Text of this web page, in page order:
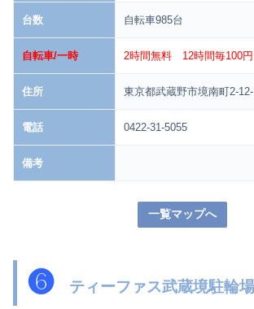
台数 自転車985台
自転車/一時 2時間無料 12時間毎100円
住所 東京都武蔵野市境南町2-
電話 0422-31-5055
備考
一覧マップへ
❻ティーファス武蔵境駐輪場